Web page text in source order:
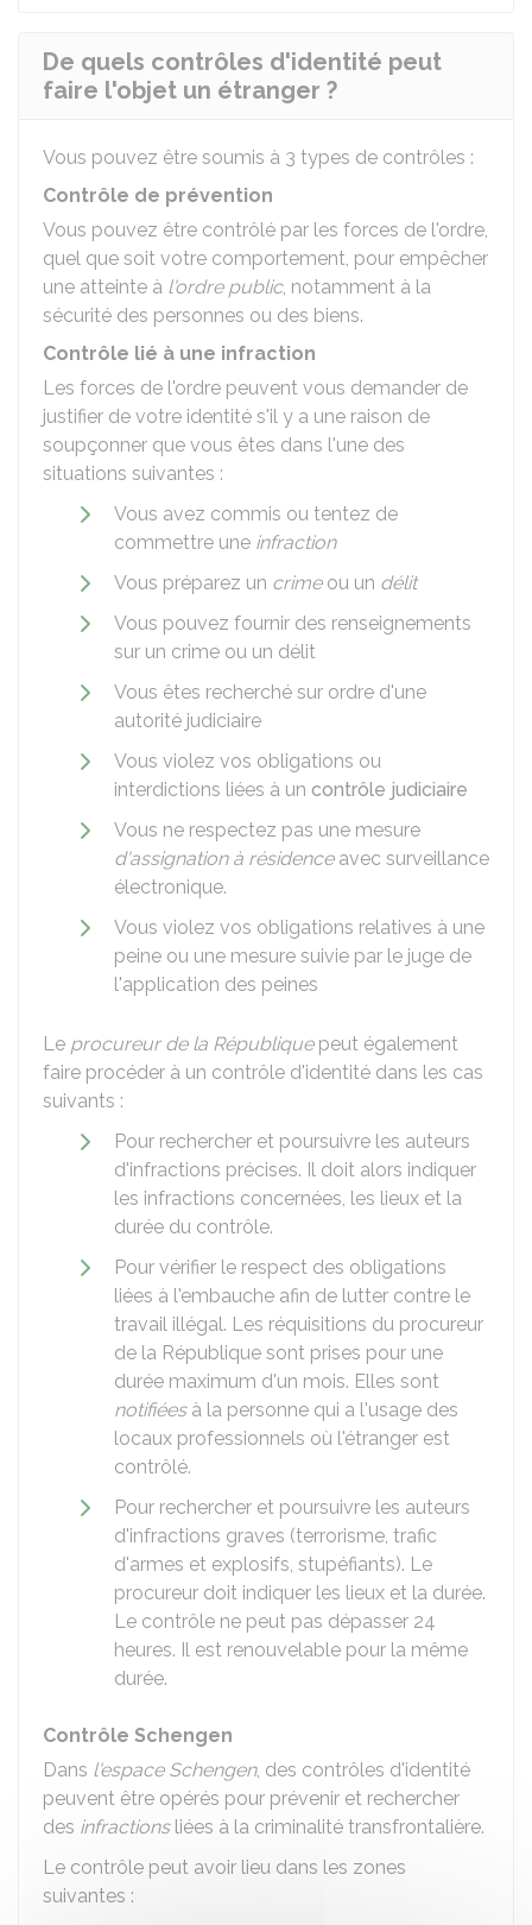
De quels contrôles d'identité peut
faire l'objet un étranger ?
Vous pouvez être soumis à 3 types de contrôles :
Contrôle de prévention
Vous pouvez être contrôlé par les forces de l'ordre,
quel que soit votre comportement, pour empêcher
une atteinte à l'ordre public, notamment à la
sécurité des personnes ou des biens.
Contrôle lié à une infraction
Les forces de l'ordre peuvent vous demander de
justifier de votre identité s'il y a une raison de
soupçonner que vous êtes dans l'une des
situations suivantes :
Vous avez commis ou tentez de
commettre une infraction
Vous préparez un crimeou un délit
Vous pouvez fournir des renseignements
sur un crime ou un délit
Vous êtes recherché sur ordre d'une
autorité judiciaire
Vous violez vos obligations ou
interdictions liées à un contrôle judiciaire
Vous ne respectez pas une mesure
d'assignation à résidenceavec surveillance
électronique.
Vous violez vos obligations relatives à une
peine ou une mesure suivie par le juge de
l'application des peines
Le procureur de la Républiquepeut également
faire procéder à un contrôle d'identité dans les cas
suivants :
Pour rechercher et poursuivre les auteurs
d'infractions précises. Il doit alors indiquer
les infractions concernées, les lieux et la
durée du contrôle.
Pour vérifier le respect des obligations
liées à l'embauche afin de lutter contre le
travail illégal. Les réquisitions du procureur
de la République sont prises pour une
durée maximum d'un mois. Elles sont
notifiéesà la personne qui a l'usage des
locaux professionnels où l'étranger est
contrôlé.
Pour rechercher et poursuivre les auteurs
d'infractions graves (terrorisme, trafic
d'armes et explosifs, stupéfiants). Le
procureur doit indiquer les lieux et la durée.
Le contrôle ne peut pas dépasser 24
heures. Il est renouvelable pour la même
durée.
Contrôle Schengen
Dans l'espace Schengen, des contrôles d'identité
peuvent être opérés pour prévenir et rechercher
des infractionsliées à la criminalité transfrontalière.
Le contrôle peut avoir lieu dans les zones
suivantes :